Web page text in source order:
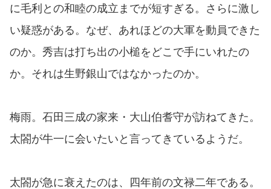
に毛利との和睦の成立までが短すぎる。さらに激し
い疑惑がある。なぜ、あれほどの大軍を動員できた
のか。秀吉は打ち出の小槌をどこで手にいれたの
か。それは生野銀山ではなかったのか。
梅雨。石田三成の家来・大山伯耆守が訪ねてきた。
太閤が牛一に会いたいと言ってきているようだ。
太閤が急に衰えたのは、四年前の文禄二年である。